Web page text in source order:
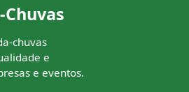
chuvas
e
e eventos.